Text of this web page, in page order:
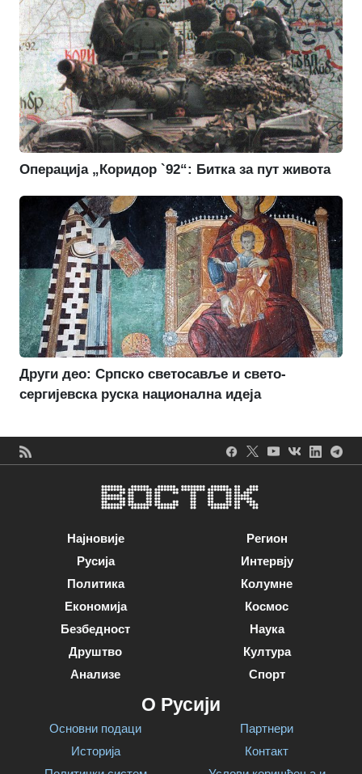
Операција „Коридор `92“: Битка за пут живота
Други део: Српско светосавље и свето-
сергијевска руска национална идеја
Најновије
Русија
Политика
Економија
Безбедност
Друштво
Анализе
Регион
Интервју
Колумне
Космос
Наука
Култура
Спорт
О Русији
Основни подаци
Историја
Партнери
Контакт